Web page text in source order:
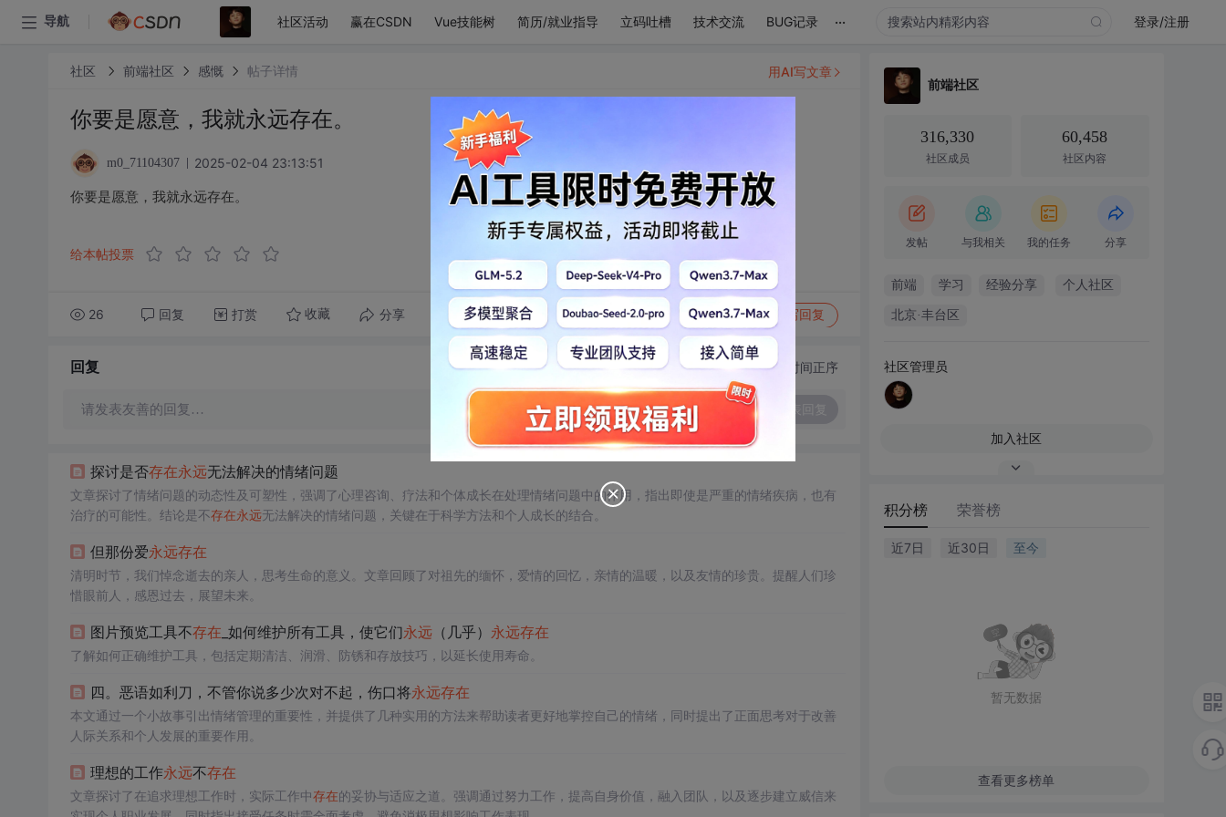
导航 社区活动 赢在CSDN Vue技能树 简历/就业指导 立码吐槽 技术交流 BUG记录 ... 登录/注册
社区 前端社区 感慨 帖子详情
你要是愿意，我就永远存在。
m0_71104307 2025-02-04 23:13:51
你要是愿意，我就永远存在。
给本帖投票
26 回复 打赏 收藏 分享 转发到动态 举报 写回复
用AI写文章
回复 切换为时间正序
请发表友善的回复…
探讨是否存在永远无法解决的情绪问题
文章探讨了情绪问题的动态性及可塑性，强调了心理咨询、疗法和个体成长在处理情绪问题中的作用，指出即使是严重的情绪疾病，也有
治疗的可能性。结论是不存在永远无法解决的情绪问题，关键在于科学方法和个人成长的结合。
但那份爱永远存在
清明时节，我们悼念逝去的亲人，思考生命的意义。文章回顾了对祖先的缅怀，爱情的回忆，亲情的温暖，以及友情的珍贵。提醒人们珍
惜眼前人，感恩过去，展望未来。
图片预览工具不存在 _如何维护所有工具，使它们永远（几乎） 永远存在
了解如何正确维护工具，包括定期清洁、润滑、防锈和存放技巧，以延长使用寿命。
四。恶语如利刀，不管你说多少次对不起，伤口将永远存在
本文通过一个小故事引出情绪管理的重要性，并提供了几种实用的方法来帮助读者更好地掌控自己的情绪，同时提出了正面思考对于改善
人际关系和个人发展的重要作用。
理想的工作永远不存在
文章探讨了在追求理想工作时，实际工作中存在的妥协与适应之道。强调通过努力工作，提高自身价值，融入团队，以及逐步建立威信来
前端社区
316,330
社区成员
60,458
社区内容
发帖 与我相关 我的任务 分享
前端 学习 经验分享 个人社区
北京·丰台区
社区管理员
加入社区
积分榜 荣誉榜
近7日 近30日 至今
暂无数据
查看更多榜单